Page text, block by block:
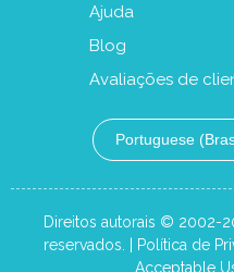
Ajuda
Blog
Avaliações de
Direitos autorais © 2002-
reservados. | Política de
Acceptable